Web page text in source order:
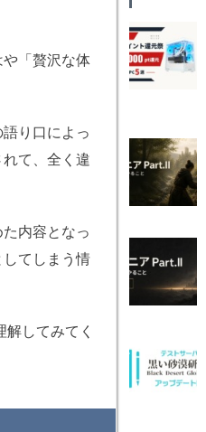
「贅沢な体
り口によっ
て、全く違
内容となっ
てしまう情
してみてく